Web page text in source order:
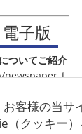
客様の当サ
（クッキー）
子版
ついてご紹介
newspaper_t